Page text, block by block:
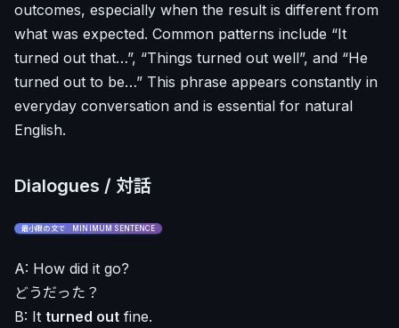
outcomes, especially when the result is different from
what was expected. Common patterns include “It
turned out that…”, “Things turned out well”, and “He
turned out to be…” This phrase appears constantly in
everyday conversation and is essential for natural
English.
Dialogues / 対話
最小限の文で MINIMUM SENTENCE
A: How did it go?
どうだった？
B: It turned out fine.